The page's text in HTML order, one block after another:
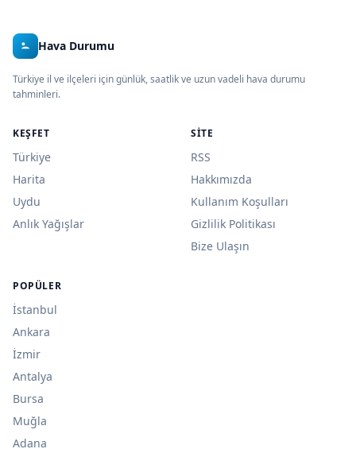
Hava Durumu
Türkiye il ve ilçeleri için günlük, saatlik ve uzun vadeli hava durumu
tahminleri.
KEŞFET
Türkiye
Harita
Uydu
Anlık Yağışlar
SITE
RSS
Hakkımızda
Kullanım Koşulları
Gizlilik Politikası
Bize Ulaşın
POPÜLER
İstanbul
Ankara
İzmir
Antalya
Bursa
Muğla
Adana